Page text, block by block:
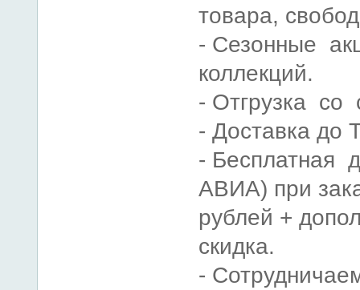
товара,
- Сезонные
коллекций.
- Отгрузка со
- Доставка до
- Бесплатная
АВИА) при
рублей +
скидка.
-